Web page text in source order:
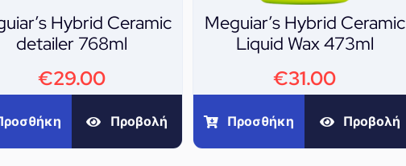
Hybrid Ceramic
detailer 768ml
€29.00
Προβολή
Meguiar’s Hybrid Ceramic
Liquid Wax 473ml
€31.00
Προσθήκη Προβολή